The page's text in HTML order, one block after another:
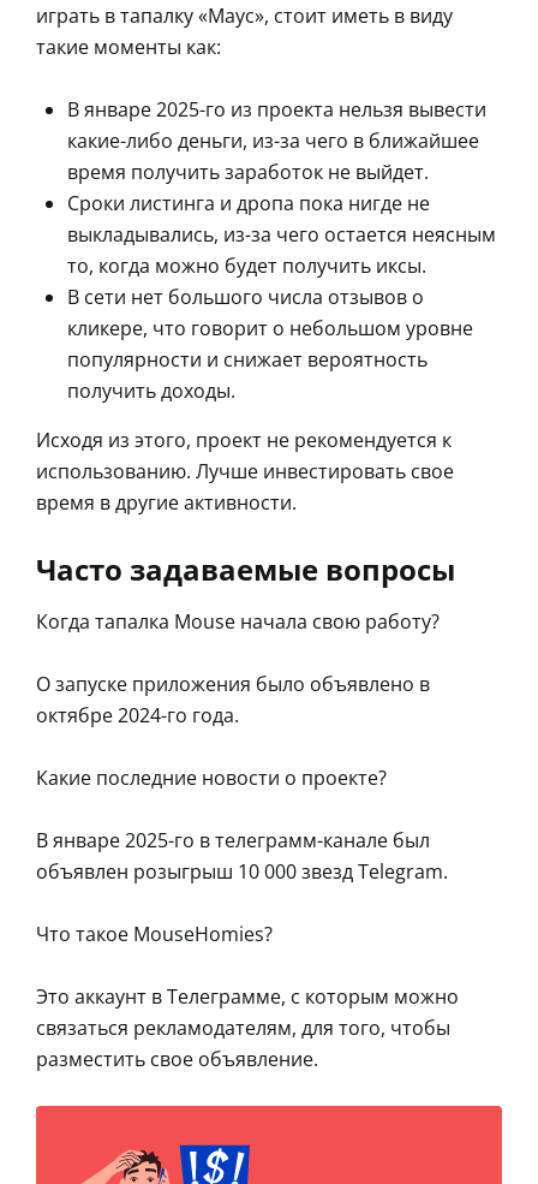
играть в тапалку «Маус», стоит иметь в виду
такие моменты как:
В январе 2025-го из проекта нельзя вывести
какие-либо деньги, из-за чего в ближайшее
время получить заработок не выйдет.
Сроки листинга и дропа пока нигде не
выкладывались, из-за чего остается неясным
то, когда можно будет получить иксы.
В сети нет большого числа отзывов о
кликере, что говорит о небольшом уровне
популярности и снижает вероятность
получить доходы.
Исходя из этого, проект не рекомендуется к
использованию. Лучше инвестировать свое
время в другие активности.
Часто задаваемые вопросы
Когда тапалка Mouse начала свою работу?
О запуске приложения было объявлено в
октябре 2024-го года.
Какие последние новости о проекте?
В январе 2025-го в телеграмм-канале был
объявлен розыгрыш 10 000 звезд Telegram.
Что такое MouseHomies?
Это аккаунт в Телеграмме, с которым можно
связаться рекламодателям, для того, чтобы
разместить свое объявление.